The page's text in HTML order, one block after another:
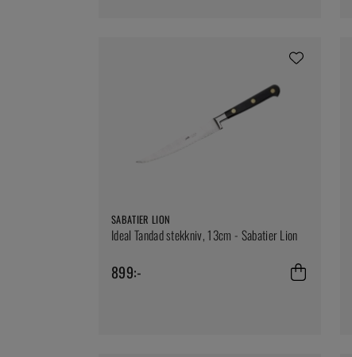
SABATIER LION
Ideal Tandad stekkniv, 13cm - Sabatier Lion
899:-